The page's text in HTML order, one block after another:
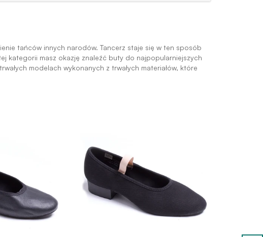
tańców innych narodów. Tancerz staje się w ten sposób
kategorii masz okazję znaleźć buty do najpopularniejszych
modelach wykonanych z trwałych materiałów, które